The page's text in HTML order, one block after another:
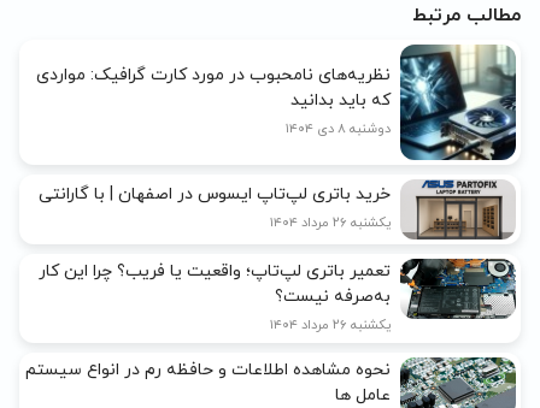
مطالب مرتبط
نظریه‌های نامحبوب در مورد کارت گرافیک: مواردی
که باید بدانید
دوشنبه ۸ دی ۱۴۰۴
خرید باتری لپ‌تاپ ایسوس در اصفهان | با گارانتی
یکشنبه ۲۶ مرداد ۱۴۰۴
تعمیر باتری لپ‌تاپ؛ واقعیت یا فریب؟ چرا این کار
به‌صرفه نیست؟
یکشنبه ۲۶ مرداد ۱۴۰۴
نحوه مشاهده اطلاعات و حافظه رم در انواع سیستم
عامل ها